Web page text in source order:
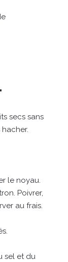
secs sans
le noyau.
Poivrer,
au frais.
sel et du